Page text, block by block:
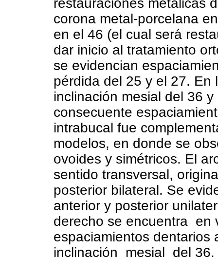
corona metal-porcelana
en el 46 (el cual será
dar inicio al tratamiento
se evidencian
pérdida del 25 y el 27. En
inclinación mesial del 36
consecuente
intrabucal fue
modelos, en donde se
ovoides y simétricos. El
sentido transversal,
posterior bilateral. Se
anterior y posterior
derecho se encuentra en
espaciamientos dentarios
inclinación mesial del